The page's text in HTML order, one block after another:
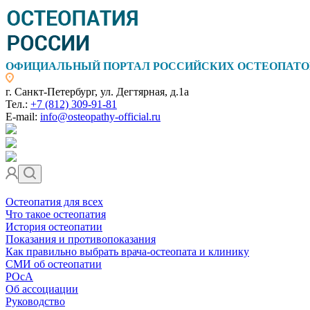
ОФИЦИАЛЬНЫЙ ПОРТАЛ РОССИЙСКИХ
г. Санкт-Петербург, ул. Дегтярная, д.1а
Тел.: +7 (812) 309-91-81
E-mail: info@osteopathy-official.ru
Остеопатия для всех
Что такое остеопатия
История остеопатии
Показания и противопоказания
Как правильно выбрать врача-остеопата и клинику
СМИ об остеопатии
РОсА
Об ассоциации
Руководство